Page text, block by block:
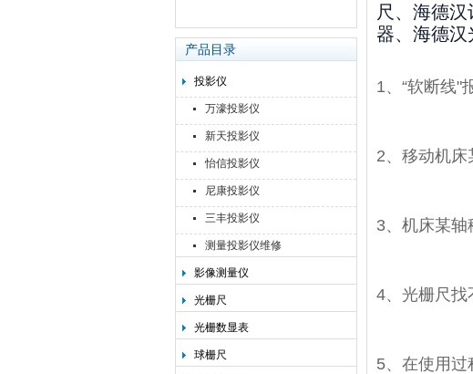
产品目录
投影仪
万濠投影仪
新天投影仪
怡信投影仪
尼康投影仪
三丰投影仪
测量投影仪维修
影像测量仪
光栅尺
光栅数显表
球栅尺
尺、海德
器、海德汉
1、“软断线"
2、移动机床
3、机床某轴
4、光栅尺找
5、在使用过